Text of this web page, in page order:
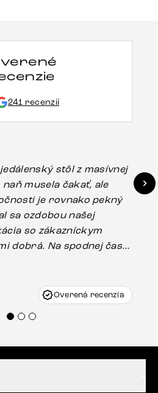
241 recenzií
stôl z masívnej
musela čakať, ale
je rovnako pekný
sa ozdobou našej
so zákazníckym
dobrá. Na spodnej časti
pravdepodobne
záležitosti pristúpili
produkty Delife
Overená recenzia